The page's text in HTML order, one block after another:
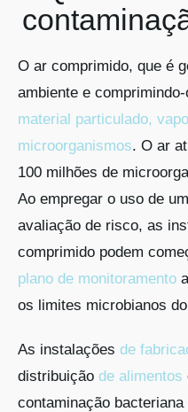
O ar comprimido, que é
ambiente e
material particulado,
microorganismos. O ar
100 milhões de
Ao empregar o uso de
avaliação de risco, as
comprimido podem
plano de monitoramento
os limites microbianos
As instalações de
distribuição de alimentos
contaminação